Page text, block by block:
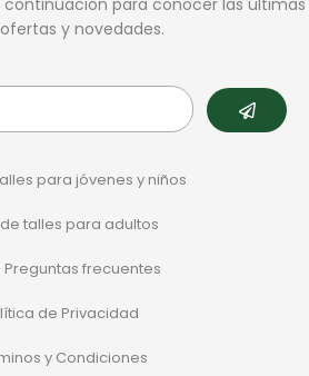
para conocer las últimas
ofertas y novedades.
para jóvenes y niños
talles para adultos
Preguntas frecuentes
de Privacidad
y Condiciones